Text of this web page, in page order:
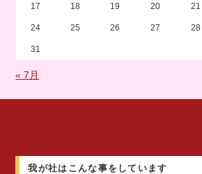
17 18 19 20 21
24 25 26 27 28
31
« 7月
我が社はこんな事をしています